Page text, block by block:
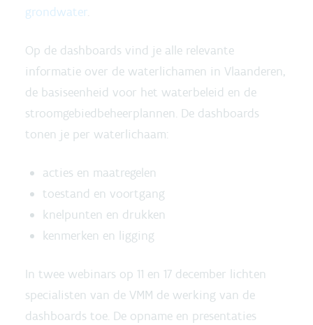
grondwater.
Op de dashboards vind je alle relevante
informatie over de waterlichamen in Vlaanderen,
de basiseenheid voor het waterbeleid en de
stroomgebiedbeheerplannen. De dashboards
tonen je per waterlichaam:
acties en maatregelen
toestand en voortgang
knelpunten en drukken
kenmerken en ligging
In twee webinars op 11 en 17 december lichten
specialisten van de VMM de werking van de
dashboards toe. De opname en presentaties